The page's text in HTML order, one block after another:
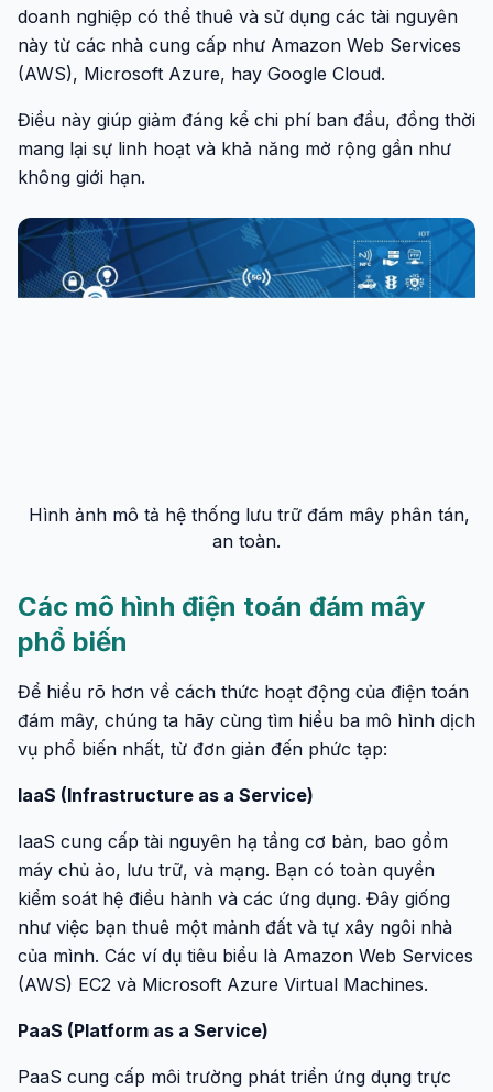
doanh nghiệp có thể thuê và sử dụng các tài nguyên
này từ các nhà cung cấp như Amazon Web Services
(AWS), Microsoft Azure, hay Google Cloud.
Điều này giúp giảm đáng kể chi phí ban đầu, đồng thời
mang lại sự linh hoạt và khả năng mở rộng gần như
không giới hạn.
Hình ảnh mô tả hệ thống lưu trữ đám mây phân tán,
an toàn.
Các mô hình điện toán đám mây
phổ biến
Để hiểu rõ hơn về cách thức hoạt động của điện toán
đám mây, chúng ta hãy cùng tìm hiểu ba mô hình dịch
vụ phổ biến nhất, từ đơn giản đến phức tạp:
IaaS (Infrastructure as a Service)
IaaS cung cấp tài nguyên hạ tầng cơ bản, bao gồm
máy chủ ảo, lưu trữ, và mạng. Bạn có toàn quyền
kiểm soát hệ điều hành và các ứng dụng. Đây giống
như việc bạn thuê một mảnh đất và tự xây ngôi nhà
của mình. Các ví dụ tiêu biểu là Amazon Web Services
(AWS) EC2 và Microsoft Azure Virtual Machines.
PaaS (Platform as a Service)
PaaS cung cấp môi trường phát triển ứng dụng trực